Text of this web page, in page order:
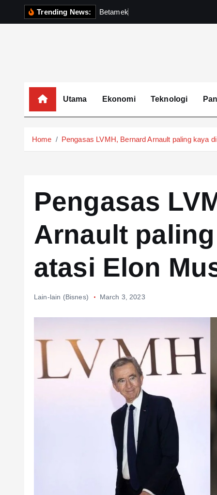
Trending News: Betamek
Utama Ekonomi Teknologi
Home Pengasas LVMH, Bernard Arnault paling kaya
Pengasas
Arnault
atasi Elon
Lain-lain (Bisnes) March 3, 2023